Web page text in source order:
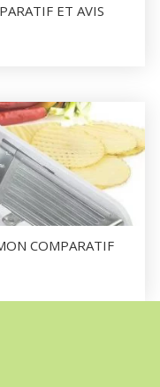
ET AVIS
COMPARATIF